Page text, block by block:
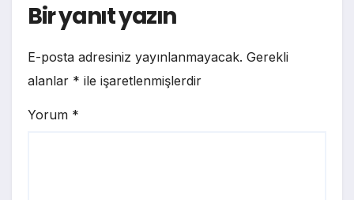
Bir yanıt yazın
E-posta adresiniz yayınlanmayacak. Gerekli
alanlar * ile işaretlenmişlerdir
Yorum *